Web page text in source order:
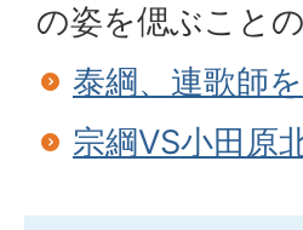
の姿を偲ぶこと
泰綱、連歌師を
宗綱VS小田原